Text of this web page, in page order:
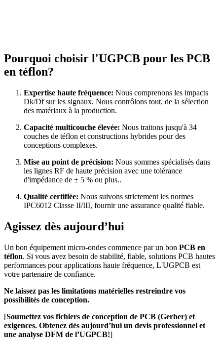
Pourquoi choisir l'UGPCB pour les PCB
en téflon?
Expertise haute fréquence: Nous comprenons les impacts
Dk/Df sur les signaux. Nous contrôlons tout, de la sélection
des matériaux à la production.
Capacité multicouche élevée: Nous traitons jusqu'à 34
couches de téflon et constructions hybrides pour des
conceptions complexes.
Mise au point de précision: Nous sommes spécialisés dans
les lignes RF de haute précision avec une tolérance
d'impédance de ± 5 % ou plus..
Qualité certifiée: Nous suivons strictement les normes
IPC6012 Classe II/III, fournir une assurance qualité fiable.
Agissez dès aujourd’hui
Un bon équipement micro-ondes commence par un bon PCB en
téflon. Si vous avez besoin de stabilité, fiable, solutions PCB hautes
performances pour applications haute fréquence, L'UGPCB est
votre partenaire de confiance.
Ne laissez pas les limitations matérielles restreindre vos
possibilités de conception.
[Soumettez vos fichiers de conception de PCB (Gerber) et
exigences. Obtenez dès aujourd’hui un devis professionnel et
une analyse DFM de l’UGPCB!]